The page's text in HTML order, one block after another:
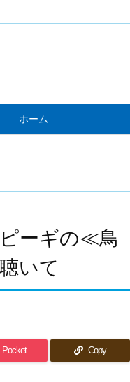
ホーム
ーギの≪鳥
いて
Pocket Copy